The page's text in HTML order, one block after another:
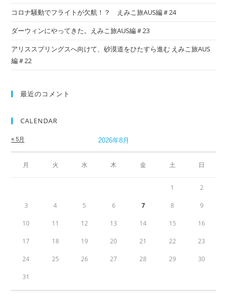
コロナ騒動でフライトが欠航！？ えみこ旅AUS編＃24
ダーウィンにやってきた。えみこ旅AUS編＃23
アリススプリングスへ向けて、砂漠道をひたすら進む えみこ旅AUS
編＃22
最近のコメント
CALENDAR
2026年8月
月 火 水 木 金 土 日
« 5月
1 2
3 4 5 6 7 8 9
10 11 12 13 14 15 16
17 18 19 20 21 22 23
24 25 26 27 28 29 30
31